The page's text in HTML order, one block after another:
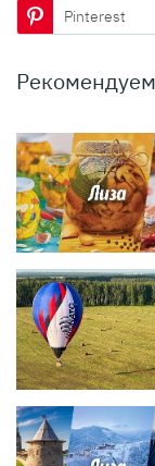
Pinterest
Рекомендуем